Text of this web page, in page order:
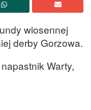
wiosennej
derby Gorzowa.
Warty,